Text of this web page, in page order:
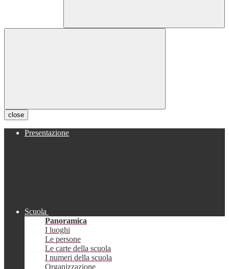
close
Presentazione
Scuola
Panoramica
I luoghi
Le persone
Le carte della scuola
I numeri della scuola
Organizzazione